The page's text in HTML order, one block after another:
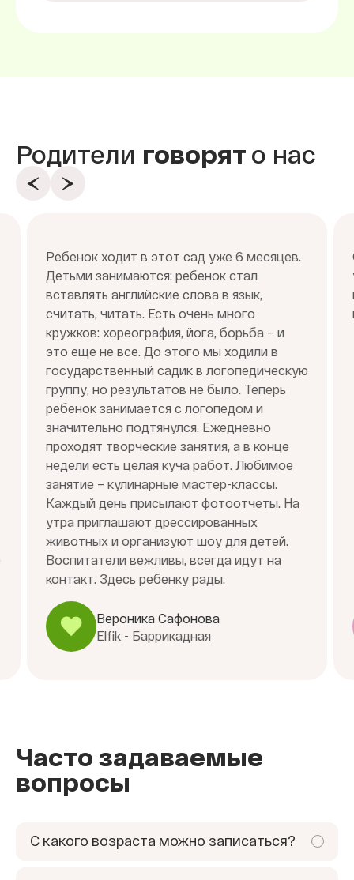
Родители говорят о нас
Ребенок ходит в этот сад уже 6 месяцев.
Детьми занимаются: ребенок стал
вставлять английские слова в язык,
считать, читать. Есть очень много
кружков: хореография, йога, борьба – и
это еще не все. До этого мы ходили в
государственный садик в логопедическую
группу, но результатов не было. Теперь
ребенок занимается с логопедом и
значительно подтянулся. Ежедневно
проходят творческие занятия, а в конце
недели есть целая куча работ. Любимое
занятие – кулинарные мастер-классы.
Каждый день присылают фотоотчеты. На
утра приглашают дрессированных
животных и организуют шоу для детей.
Воспитатели вежливы, всегда идут на
контакт. Здесь ребенку рады.
Вероника Сафонова
Elfik - Баррикадная
Часто задаваемые
вопросы
С какого возраста можно записаться?